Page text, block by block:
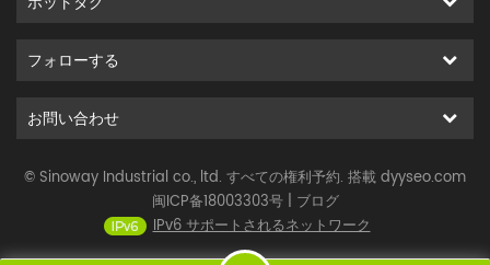
フォローする
お問い合わせ
© Sinoway Industrial co., ltd. すべての権利予約. 搭載dyyseo.com
闽ICP备18003303号| ブログ
IPv6 サポートされるネットワーク